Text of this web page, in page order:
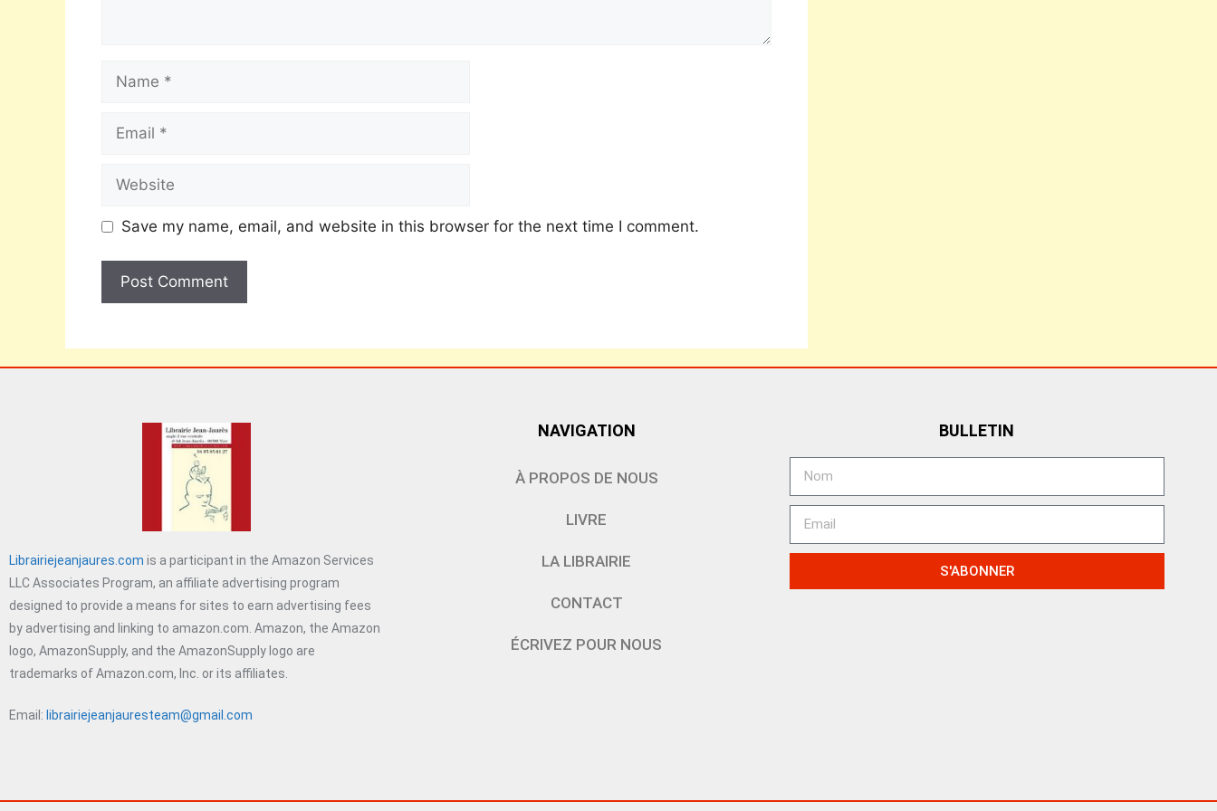
Save my name, email, and website in this browser for the next time I comment.
Librairiejeanjaures.com is a participant in the Amazon Services
LLC Associates Program, an affiliate advertising program
designed to provide a means for sites to earn advertising fees
by advertising and linking to amazon.com. Amazon, the Amazon
logo, AmazonSupply, and the AmazonSupply logo are
trademarks of Amazon.com, Inc. or its affiliates.
Email: librairiejeanjauresteam@gmail.com
NAVIGATION
À PROPOS DE NOUS
LIVRE
LA LIBRAIRIE
CONTACT
ÉCRIVEZ POUR NOUS
BULLETIN
S'ABONNER